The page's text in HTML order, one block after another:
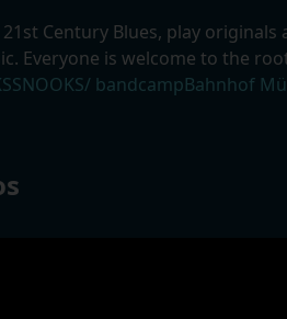
21st Century Blues, play
Everyone is welcome to the
SNOOKS/ bandcampBahnhof